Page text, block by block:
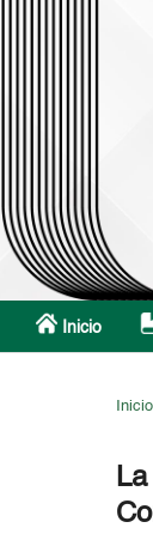
Inicio
Inicio